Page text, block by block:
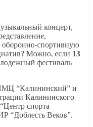
концерт,
спортивную
Можно, если 13
фестиваль
“Калининский” и
Калининского
спорта
“Доблесть Веков”.